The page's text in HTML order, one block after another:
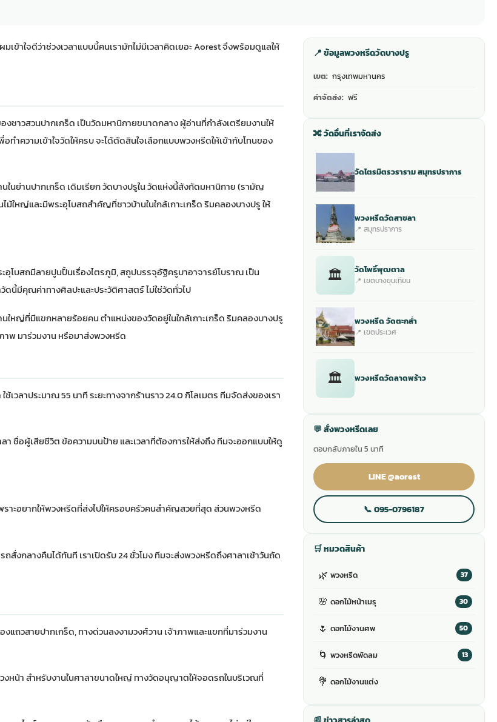
าใจดีว่าช่วงเวลาแบบนี้คนเรามักไม่มีเวลาคิดเยอะ Aorest จึงพร้อมดูแลให้
าวสวนปากเกร็ด เป็นวัดมหานิกายขนาดกลาง ผู้อ่านที่กำลังเตรียมงานให้
ความเข้าใจวัดให้ครบ จะได้ตัดสินใจเลือกแบบพวงหรีดให้เข้ากับโทนของ
ย่านปากเกร็ด เดิมเรียก วัดบางปรูใน วัดแห่งนี้สังกัดมหานิกาย (รามัญ
หญ่และมีพระอุโบสถสำคัญที่ชาวบ้านในใกล้เกาะเกร็ด ริมคลองบางปรู ให้
โบสถมีลายปูนปั้นเรื่องไตรภูมิ, สถูปบรรจุอัฐิครูบาอาจารย์โบราณ เป็น
นี้มีคุณค่าทางศิลปะและประวัติศาสตร์ ไม่ใช่วัดทั่วไป
หญ่ที่มีแขกหลายร้อยคน ตำแหน่งของวัดอยู่ในใกล้เกาะเกร็ด ริมคลองบางปรู
ภาพ มาร่วมงาน หรือมาส่งพวงหรีด
ลาประมาณ 55 นาที ระยะทางจากร้านราว 24.0 กิโลเมตร ทีมจัดส่งของเรา
ชื่อผู้เสียชีวิต ข้อความบนป้าย และเวลาที่ต้องการให้ส่งถึง ทีมจะออกแบบให้ดู
ราะอยากให้พวงหรีดที่ส่งไปให้ครอบครัวคนสำคัญสวยที่สุด ส่วนพวงหรีด
สั่งกลางคืนได้ทันที เราเปิดรับ 24 ชั่วโมง ทีมจะส่งพวงหรีดถึงศาลาเช้าวันถัด
แถวสายปากเกร็ด, ทางด่วนลงงามวงศ์วาน เจ้าภาพและแขกที่มาร่วมงาน
หน้า สำหรับงานในศาลาขนาดใหญ่ ทางวัดอนุญาตให้จอดรถในบริเวณที่
📍 ข้อมูลพวงหรีดวัดบางปรู
เขต: กรุงเทพมหานคร
ค่าจัดส่ง: ฟรี
🔀 วัดอื่นที่เราจัดส่ง
วัดไตรมิตรวราราม สมุทรปราการ
พวงหรีดวัดสาขลา
📍 สมุทรปราการ
🏛 วัดโพธิ์พุฒตาล
📍 เขตบางขุนเทียน
พวงหรีด วัดตะกล่ำ
📍 เขตประเวศ
🏛 พวงหรีดวัดลาดพร้าว
💬 สั่งพวงหรีดเลย
ตอบกลับภายใน 5 นาที
LINE @aorest
📞 095-0796187
🛒 หมวดสินค้า
🌿 พวงหรีด 37
🌸 ดอกไม้หน้าเมรุ 30
🌷 ดอกไม้งานศพ 50
🌀 พวงหรีดพัดลม 13
💐 ดอกไม้งานแต่ง